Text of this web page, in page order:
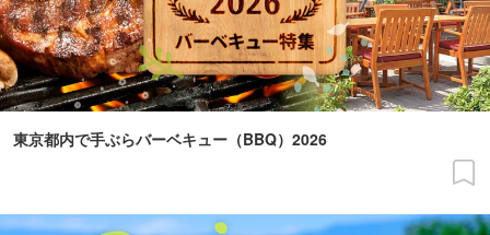
東京都内で手ぶらバーベキュー（BBQ）2026